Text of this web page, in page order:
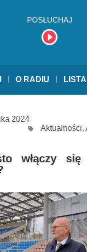
POSŁUCHAJ
O RADIU
2024
Aktualności,
włączy